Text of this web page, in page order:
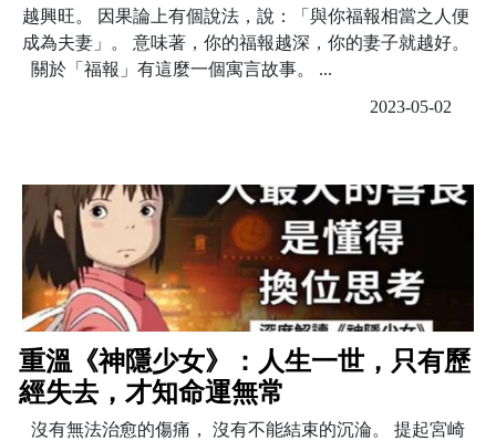
越興旺。 因果論上有個說法，說：「與你福報相當之人便
成為夫妻」。 意味著，你的福報越深，你的妻子就越好。
關於「福報」有這麼一個寓言故事。 ...
2023-05-02
重溫《神隱少女》：人生一世，只有歷
經失去，才知命運無常
沒有無法治愈的傷痛， 沒有不能結束的沉淪。 提起宮崎